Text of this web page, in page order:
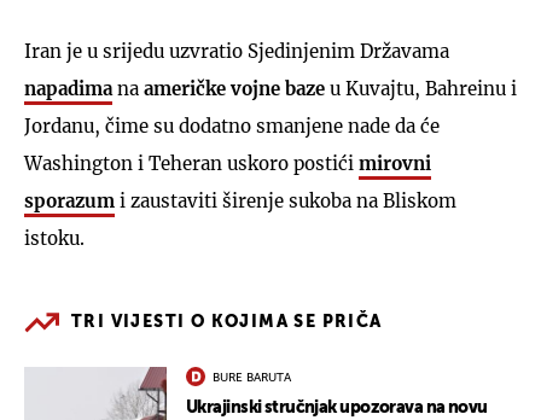
Iran je u srijedu uzvratio Sjedinjenim Državama
napadima na američke vojne baze u Kuvajtu, Bahreinu i
Jordanu, čime su dodatno smanjene nade da će
Washington i Teheran uskoro postići mirovni
sporazum i zaustaviti širenje sukoba na Bliskom
istoku.
TRI VIJESTI O KOJIMA SE PRIČA
BURE BARUTA
Ukrajinski stručnjak upozorava na novu